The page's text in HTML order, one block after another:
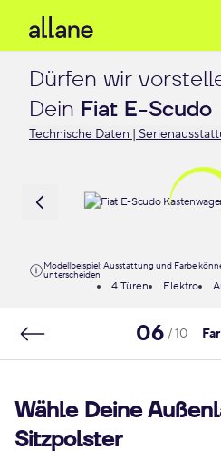
Dürfen wir
Dein Fiat E-Scudo
Technische Daten |
Modellbeispiel: Ausstattung und Farbe
unterscheiden
4 Türen Elektro
06 / 10
Wähle Deine
Sitzpolster